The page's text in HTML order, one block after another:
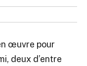
œuvre pour
deux d’entre